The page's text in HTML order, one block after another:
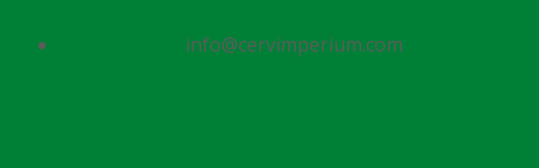
info@cervimperium.com